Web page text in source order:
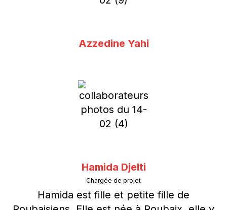
Azzedine Yahi
Hamida Djelti
Chargée de projet
Hamida est fille et petite fille de